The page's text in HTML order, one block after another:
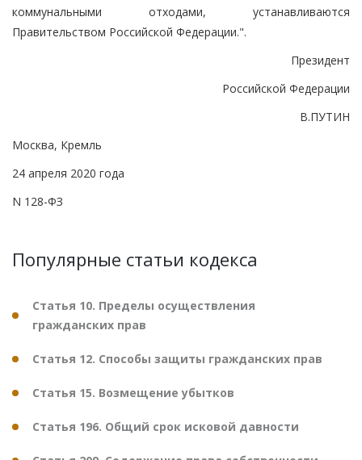
коммунальными отходами, устанавливаются
Правительством Российской Федерации.".
Президент
Российской Федерации
В.ПУТИН
Москва, Кремль
24 апреля 2020 года
N 128-ФЗ
Популярные статьи кодекса
Статья 10. Пределы осуществления
гражданских прав
Статья 12. Способы защиты гражданских прав
Статья 15. Возмещение убытков
Статья 196. Общий срок исковой давности